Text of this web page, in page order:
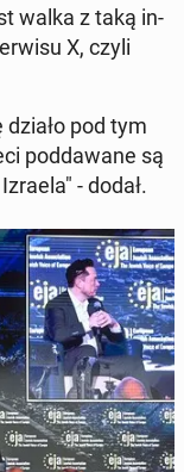
walka z taką in­
X, czyli
pod tym
pod­da­wa­ne są
- dodał.